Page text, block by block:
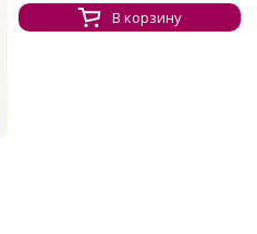
В корзину